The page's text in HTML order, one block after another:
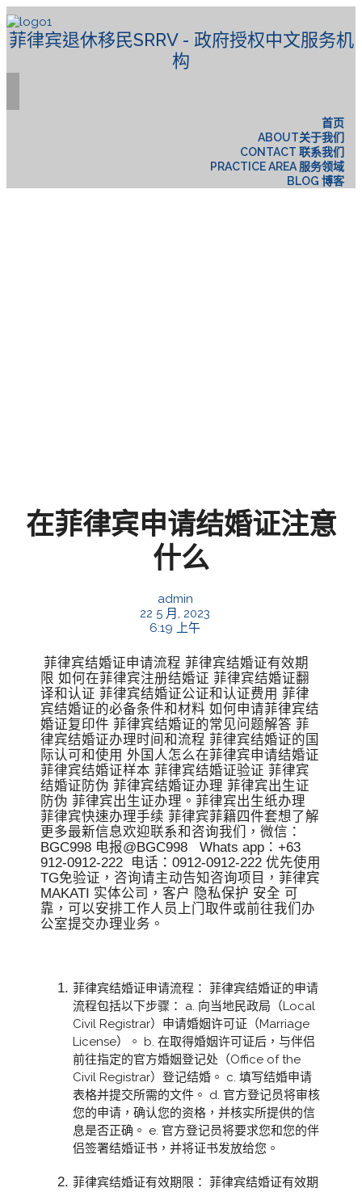
菲律宾退休移民SRRV - 政府授权中文服务机
构
首页
ABOUT关于我们
CONTACT 联系我们
PRACTICE AREA 服务领域
BLOG 博客
在菲律宾申请结婚证注意
什么
admin
22 5 月, 2023
6:19 上午
菲律宾结婚证申请流程 菲律宾结婚证有效期
限 如何在菲律宾注册结婚证 菲律宾结婚证翻
译和认证 菲律宾结婚证公证和认证费用 菲律
宾结婚证的必备条件和材料 如何申请菲律宾结
婚证复印件 菲律宾结婚证的常见问题解答 菲
律宾结婚证办理时间和流程 菲律宾结婚证的国
际认可和使用 外国人怎么在菲律宾申请结婚证
菲律宾结婚证样本 菲律宾结婚证验证 菲律宾
结婚证防伪 菲律宾结婚证办理 菲律宾出生证
防伪 菲律宾出生证办理。菲律宾出生纸办理
菲律宾快速办理手续 菲律宾菲籍四件套想了解
更多最新信息欢迎联系和咨询我们，微信：
BGC998 电报@BGC998 Whats app：+63
912-0912-222 电话：0912-0912-222 优先使用
TG免验证，咨询请主动告知咨询项目，菲律宾
MAKATI 实体公司，客户 隐私保护 安全 可
靠，可以安排工作人员上门取件或前往我们办
公室提交办理业务。
菲律宾结婚证申请流程： 菲律宾结婚证的申请
流程包括以下步骤： a. 向当地民政局（Local
Civil Registrar）申请婚姻许可证（Marriage
License）。 b. 在取得婚姻许可证后，与伴侣
前往指定的官方婚姻登记处（Office of the
Civil Registrar）登记结婚。 c. 填写结婚申请
表格并提交所需的文件。 d. 官方登记员将审核
您的申请，确认您的资格，并核实所提供的信
息是否正确。 e. 官方登记员将要求您和您的伴
侣签署结婚证书，并将证书发放给您。
菲律宾结婚证有效期限： 菲律宾结婚证有效期